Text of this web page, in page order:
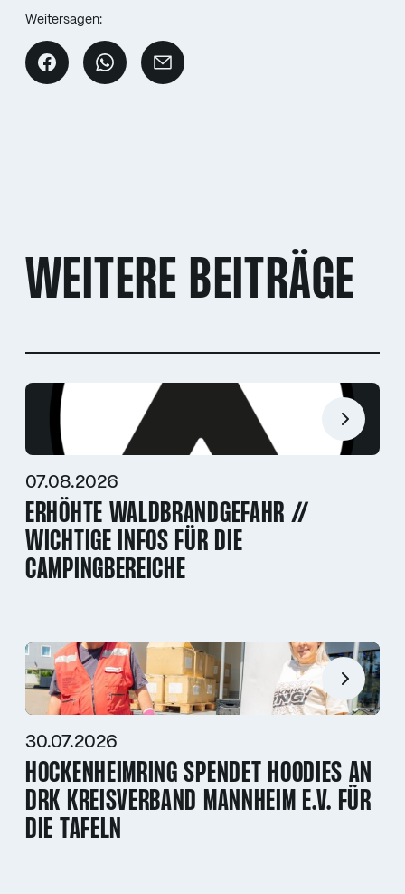
Weitersagen:
WEITERE BEITRÄGE
07.08.2026
ERHÖHTE WALDBRANDGEFAHR //
WICHTIGE INFOS FÜR DIE
CAMPINGBEREICHE
30.07.2026
HOCKENHEIMRING SPENDET HOODIES AN
DRK KREISVERBAND MANNHEIM E.V. FÜR
DIE TAFELN